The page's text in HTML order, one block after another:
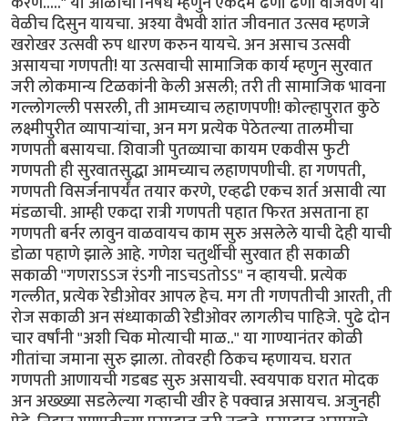
वेळीच दिसुन यायचा. अश्या वैभवी शांत जीवनात उत्सव म्हणजे
खरोखर उत्सवी रुप धारण करुन यायचे. अन असाच उत्सवी
असायचा गणपती! या उत्सवाची सामाजिक कार्य म्हणुन सुरवात
जरी लोकमान्य टिळकांनी केली असली; तरी ती सामाजिक भावना
गल्लोगल्ली पसरली, ती आमच्याच लहाणपणी! कोल्हापुरात कुठे
लक्ष्मीपुरीत व्यापार्‍यांचा, अन मग प्रत्येक पेठेतल्या तालमीचा
गणपती बसायचा. शिवाजी पुतळ्याचा कायम एकवीस फुटी
गणपती ही सुरवातसुद्धा आमच्याच लहाणपणीची. हा गणपती,
गणपती विसर्जनापर्यंत तयार करणे, एव्हढी एकच शर्त असावी त्या
मंडळाची. आम्ही एकदा रात्री गणपती पहात फिरत असताना हा
गणपती बर्नर लावुन वाळवायच काम सुरु असलेले याची देही याची
डोळा पहाणे झाले आहे. गणेश चतुर्थीची सुरवात ही सकाळी
सकाळी "गणराऽऽज रंऽगी नाऽचऽतोऽऽ" न व्हायची. प्रत्येक
गल्लीत, प्रत्येक रेडीओवर आपल हेच. मग ती गणपतीची आरती, ती
रोज सकाळी अन संध्याकाळी रेडीओवर लागलीच पाहिजे. पुढे दोन
चार वर्षांनी "अशी चिक मोत्याची माळ.." या गाण्यानंतर कोळी
गीतांचा जमाना सुरु झाला. तोवरही ठिकच म्हणायच. घरात
गणपती आणायची गडबड सुरु असायची. स्वयपाक घरात मोदक
अन अख्ख्या सडलेल्या गव्हाची खीर हे पक्वान्न असायच. अजुनही